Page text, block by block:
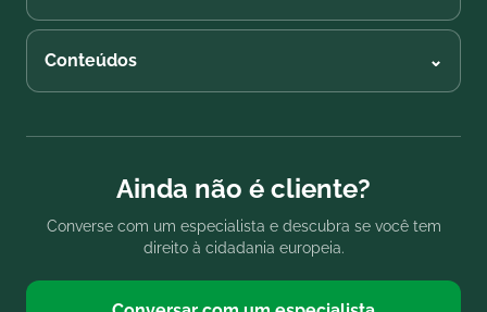
Conteúdos ⌄
Ainda não é cliente?
Converse com um especialista e descubra se você tem
direito à cidadania europeia.